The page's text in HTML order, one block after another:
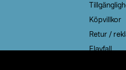
Köpvillkor
Retur /
Elavfall